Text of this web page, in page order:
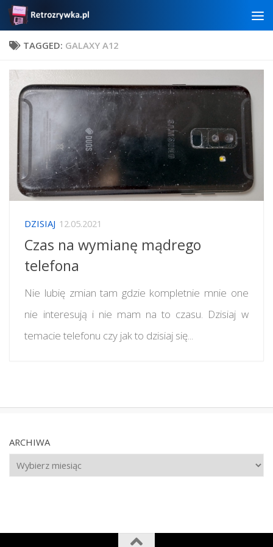
Skip to content
TAGGED: GALAXY A12
DZISIAJ 12.05.2021
Czas na wymianę mądrego
telefona
Nie lubię zmian tam gdzie kompletnie mnie one
nie interesują i nie mam na to czasu. Dzisiaj w
temacie telefonu czy jak to dzisiaj się...
ARCHIWA
Archiwa